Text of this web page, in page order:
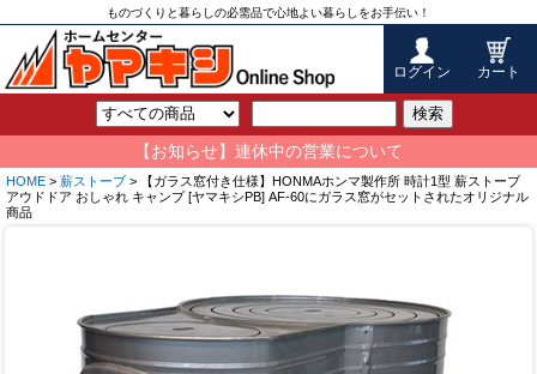
ものづくりと暮らしの必需品で心地よい暮らしをお手伝い！
ログイン カート
検索
【お知らせ】連休中の営業について
HOME > 薪ストーブ > 【ガラス窓付き仕様】HONMAホンマ製作所 時計1型 薪ストーブ
アウドドア おしゃれ キャンプ [ヤマキシPB] AF-60にガラス窓がセットされたオリジナル
商品